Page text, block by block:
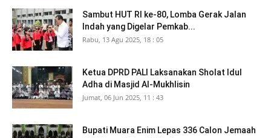
Sambut HUT RI ke-80, Lomba Gerak Jalan
Indah yang Digelar Pemkab...
Rabu, 13 Agu 2025, 18 : 05
Ketua DPRD PALI Laksanakan Sholat Idul
Adha di Masjid Al-Mukhlisin
Jumat, 06 Jun 2025, 11 : 43
Bupati Muara Enim Lepas 336 Calon Jemaah